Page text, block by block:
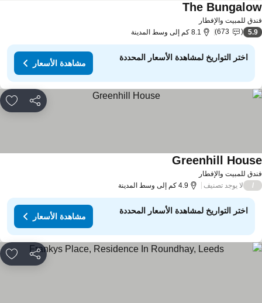
للمبيت والإفطار
The
5.9
673 8.1 كم إلى وسط المدينة
اختر التواريخ لمشاهدة الأسعار المحددة
مشاهدة الأسعار
مشاركة
للمبيت والإفطار
Greenhill
لا يوجد تصنيف 4.9 كم إلى وسط المدينة
اختر التواريخ لمشاهدة الأسعار المحددة
مشاهدة الأسعار
مشاركة